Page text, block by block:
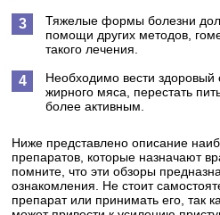
Тяжелые формы болезни
помощи других методов,
такого лечения.
Необходимо вести здоровый
жирного мяса, перестать
более активным.
Ниже представлено описание
препаратов, которые назначают
помните, что эти обзоры
ознакомления. Не стоит
препарат или принимать его, так